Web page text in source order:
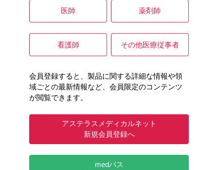
医師 薬剤師
看護師 その他医療従事者
会員登録すると、製品に関する詳細な情報や領
域ごとの最新情報など、会員限定のコンテンツ
が閲覧できます。
アステラスメディカルネット
新規会員登録へ
medパス